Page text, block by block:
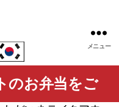
メニュー
のお弁当をご